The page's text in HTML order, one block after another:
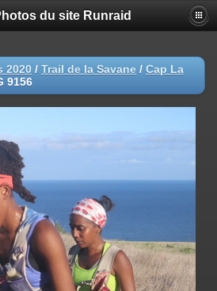
du site Runraid
2020 / Trail de la Savane / Cap La
9156